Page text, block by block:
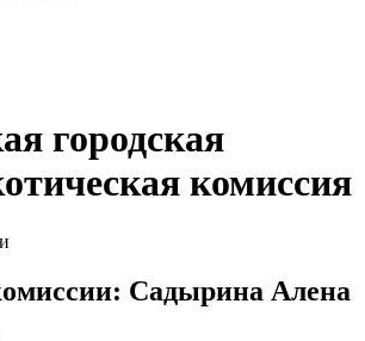
городская
комиссия
Садырина Алена